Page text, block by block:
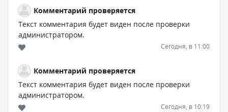
Комментарий проверяется
Текст комментария будет виден после проверки
администратором.
Сегодня, в 11:00
Комментарий проверяется
Текст комментария будет виден после проверки
администратором.
Сегодня, в 10:19